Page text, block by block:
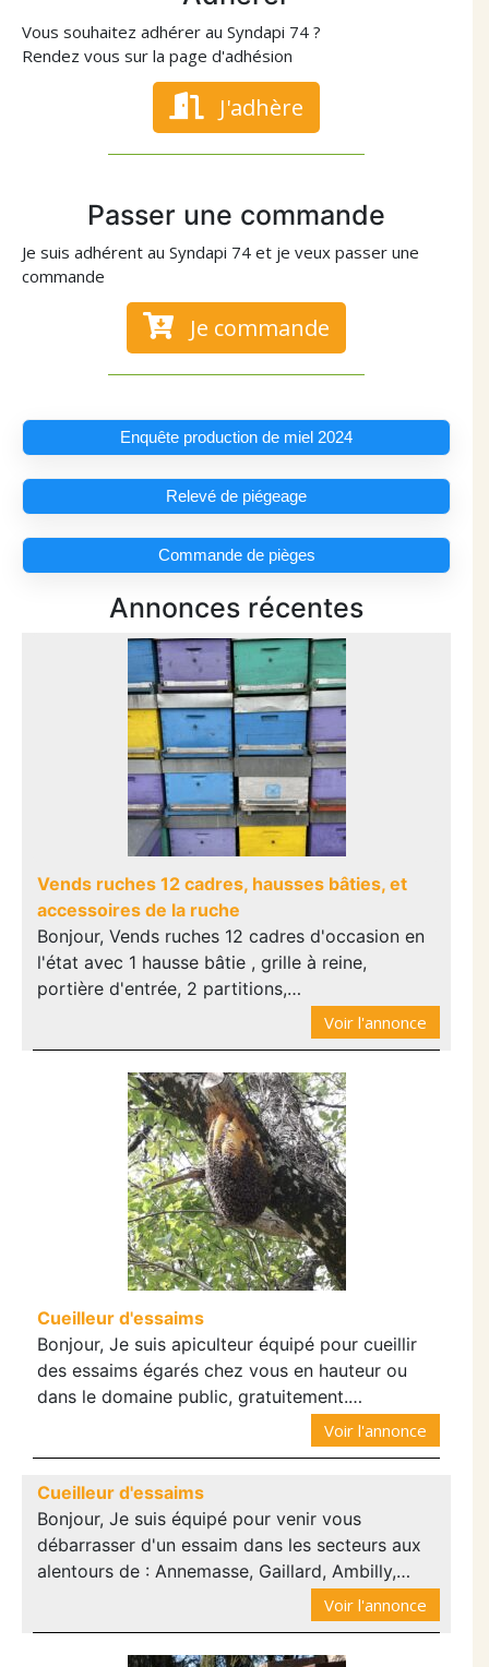
Vous souhaitez adhérer au Syndapi 74 ?
Rendez vous sur la page d'adhésion
J'adhère
Passer une commande
Je suis adhérent au Syndapi 74 et je veux passer une
commande
Je commande
Enquête production de miel 2024
Relevé de piégeage
Commande de pièges
Annonces récentes
Vends ruches 12 cadres, hausses bâties, et
accessoires de la ruche
Bonjour, Vends ruches 12 cadres d'occasion en
l'état avec 1 hausse bâtie , grille à reine,
portière d'entrée, 2 partitions,…
Voir l'annonce
Cueilleur d'essaims
Bonjour, Je suis apiculteur équipé pour cueillir
des essaims égarés chez vous en hauteur ou
dans le domaine public, gratuitement.…
Voir l'annonce
Cueilleur d'essaims
Bonjour, Je suis équipé pour venir vous
débarrasser d'un essaim dans les secteurs aux
alentours de : Annemasse, Gaillard, Ambilly,…
Voir l'annonce